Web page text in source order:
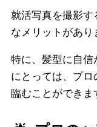
就活写真を撮影す
なメリットがあり
特に、髪型に自
にとっては、プ
臨むことができま